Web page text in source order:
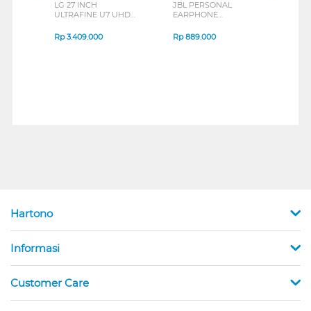
LG 27 INCH
ULTRAFINE U7 UHD
B_G3
Rp3.409.000
JBL PERSONAL
EARPHONE
SERIES
Rp889.000
Hartono
Informasi
Customer Care